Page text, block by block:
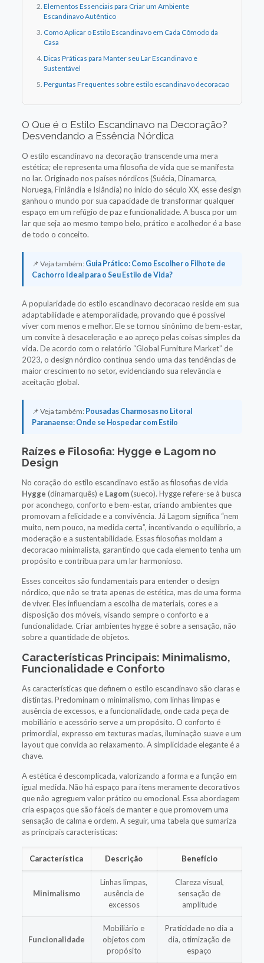
Elementos Essenciais para Criar um Ambiente
Escandinavo Autêntico
Como Aplicar o Estilo Escandinavo em Cada Cômodo da
Casa
Dicas Práticas para Manter seu Lar Escandinavo e
Sustentável
Perguntas Frequentes sobre estilo escandinavo decoracao
O Que é o Estilo Escandinavo na Decoração?
Desvendando a Essência Nórdica
O estilo escandinavo na decoração transcende uma mera
estética; ele representa uma filosofia de vida que se manifesta
no lar. Originado nos países nórdicos (Suécia, Dinamarca,
Noruega, Finlândia e Islândia) no início do século XX, esse design
ganhou o mundo por sua capacidade de transformar qualquer
espaço em um refúgio de paz e funcionalidade. A busca por um
lar que seja ao mesmo tempo belo, prático e acolhedor é a base
de todo o conceito.
📌 Veja também: Guia Prático: Como Escolher o Filhote de
Cachorro Ideal para o Seu Estilo de Vida?
A popularidade do estilo escandinavo decoracao reside em sua
adaptabilidade e atemporalidade, provando que é possível
viver com menos e melhor. Ele se tornou sinônimo de bem-estar,
um convite à desaceleração e ao apreço pelas coisas simples da
vida. De acordo com o relatório “Global Furniture Market” de
2023, o design nórdico continua sendo uma das tendências de
maior crescimento no setor, evidenciando sua relevância e
aceitação global.
📌 Veja também: Pousadas Charmosas no Litoral
Paranaense: Onde se Hospedar com Estilo
Raízes e Filosofia: Hygge e Lagom no
Design
No coração do estilo escandinavo estão as filosofias de vida
Hygge (dinamarquês) e Lagom(sueco). Hygge refere-se à busca
por aconchego, conforto e bem-estar, criando ambientes que
promovam a felicidade e a convivência. Já Lagom significa “nem
muito, nem pouco, na medida certa”, incentivando o equilíbrio, a
moderação e a sustentabilidade. Essas filosofias moldam a
decoracao minimalista, garantindo que cada elemento tenha um
propósito e contribua para um lar harmonioso.
Esses conceitos são fundamentais para entender o design
nórdico, que não se trata apenas de estética, mas de uma forma
de viver. Eles influenciam a escolha de materiais, cores e a
disposição dos móveis, visando sempre o conforto e a
funcionalidade. Criar ambientes hygge é sobre a sensação, não
sobre a quantidade de objetos.
Características Principais: Minimalismo,
Funcionalidade e Conforto
As características que definem o estilo escandinavo são claras e
distintas. Predominam o minimalismo, com linhas limpas e
ausência de excessos, e a funcionalidade, onde cada peça de
mobiliário e acessório serve a um propósito. O conforto é
primordial, expresso em texturas macias, iluminação suave e um
layout que convida ao relaxamento. A simplicidade elegante é a
chave.
A estética é descomplicada, valorizando a forma e a função em
igual medida. Não há espaço para itens meramente decorativos
que não agreguem valor prático ou emocional. Essa abordagem
cria espaços que são fáceis de manter e que promovem uma
sensação de calma e ordem. A seguir, uma tabela que sumariza
as principais características:
Característica Descrição Benefício
Minimalismo
Linhas limpas,
ausência de
excessos
Clareza visual,
sensação de
amplitude
Funcionalidade
Mobiliário e
objetos com
propósito
Praticidade no dia a
dia, otimização de
espaço